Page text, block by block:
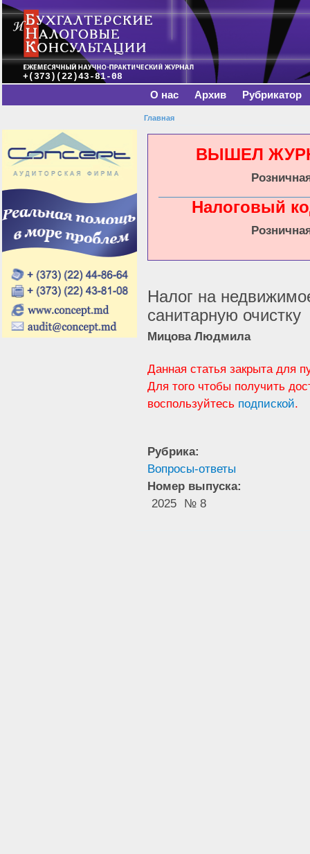
+(373)(22)43-81-08
Главное меню
О нас Архив Рубрикатор
Вы здесь
Главная
ВЫШЕЛ
Налоговый
Налог на
санитарную очистку
Мицова Людмила
Данная статья закрыта для
Для того чтобы получить
воспользуйтесь подпиской.
Рубрика:
Вопросы-ответы
Номер выпуска:
2025 № 8